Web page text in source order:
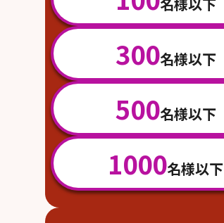
名様以下
300名様以下
500名様以下
1000名様以下